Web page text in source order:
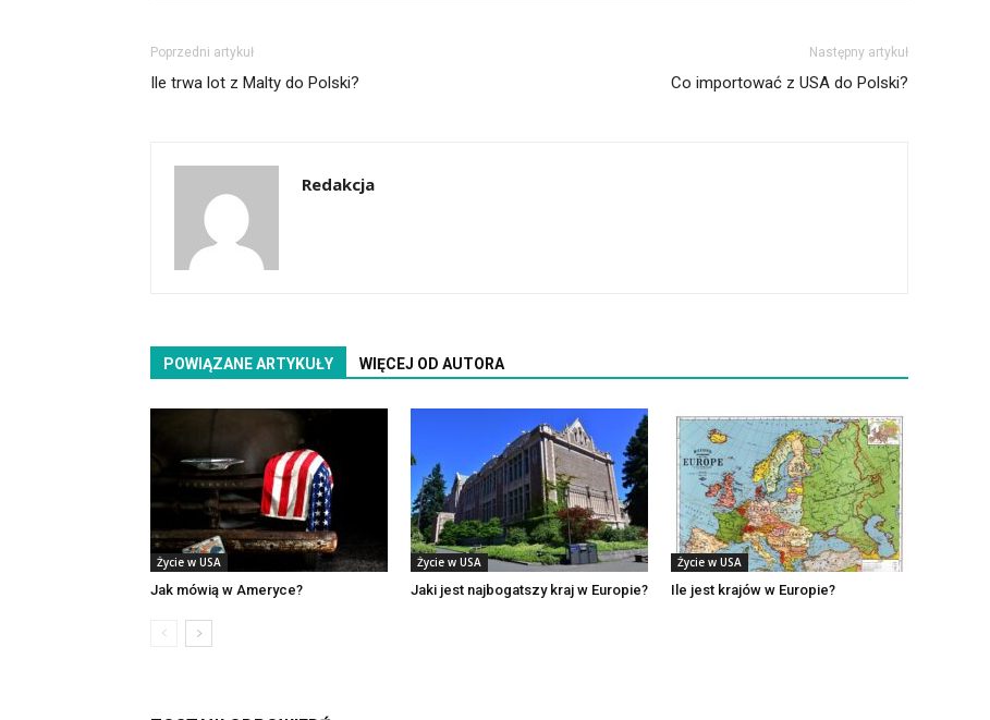
Poprzedni artykuł
Ile trwa lot z Malty do Polski?
Następny artykuł
Co importować z USA do Polski?
Redakcja
POWIĄZANE ARTYKUŁY WIĘCEJ OD AUTORA
Życie w USA
Jak mówią w Ameryce?
Życie w USA
Jaki jest najbogatszy kraj w Europie?
Życie w USA
Ile jest krajów w Europie?